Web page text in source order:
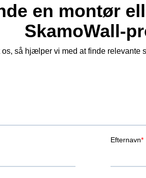
en montør
os, så hjælper vi med at finde relevante